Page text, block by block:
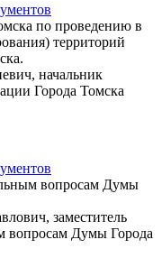
по проведению в
территорий
начальник
Города Томска
вопросам Думы
заместитель
вопросам Думы Города